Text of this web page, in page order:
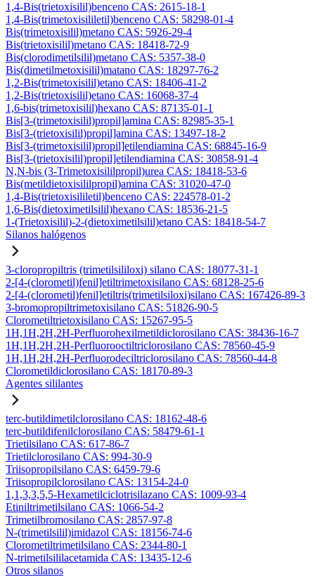
1,4-Bis(trietoxisilil)benceno CAS: 2615-18-1
1,4-Bis(trimetoxisililetil)benceno CAS: 58298-01-4
Bis(trimetoxisilil)metano CAS: 5926-29-4
Bis(trietoxisilil)metano CAS: 18418-72-9
Bis(clorodimetilsilil)metano CAS: 5357-38-0
Bis(dimetilmetoxisilil)matano CAS: 18297-76-2
1,2-Bis(trimetoxisilil)etano CAS: 18406-41-2
1,2-Bis(trietoxisilil)etano CAS: 16068-37-4
1,6-bis(trimetoxisilil)hexano CAS: 87135-01-1
Bis[3-(trimetoxisilil)propil]amina CAS: 82985-35-1
Bis[3-(trietoxisilil)propil]amina CAS: 13497-18-2
Bis[3-(trimetoxisilil)propil]etilendiamina CAS: 68845-16-9
Bis[3-(trietoxisilil)propil]etilendiamina CAS: 30858-91-4
N,N-bis (3-Trimetoxisililpropil)urea CAS: 18418-53-6
Bis(metildietoxisililpropil)amina CAS: 31020-47-0
1,4-Bis(trietoxisililetil)benceno CAS: 224578-01-2
1,6-Bis(dietoximetilsilil)hexano CAS: 18536-21-5
1-(Trietoxisilil)-2-(dietoximetilsilil)etano CAS: 18418-54-7
Silanos halógenos
3-cloropropiltris (trimetilsililoxi) silano CAS: 18077-31-1
2-[4-(clorometil)fenil]etiltrimetoxisilano CAS: 68128-25-6
2-[4-(clorometil)fenil]etiltris(trimetilsiloxi)silano CAS: 167426-89-3
3-bromopropiltrimetoxisilano CAS: 51826-90-5
Clorometiltrietoxisilano CAS: 15267-95-5
1H,1H,2H,2H-Perfluorohexilmetildiclorosilano CAS: 38436-16-7
1H,1H,2H,2H-Perfluorooctiltriclorosilano CAS: 78560-45-9
1H,1H,2H,2H-Perfluorodeciltriclorosilano CAS: 78560-44-8
Clorometildiclorosilano CAS: 18170-89-3
Agentes sililantes
terc-butildimetilclorosilano CAS: 18162-48-6
terc-butildifenilclorosilano CAS: 58479-61-1
Trietilsilano CAS: 617-86-7
Trietilclorosilano CAS: 994-30-9
Triisopropilsilano CAS: 6459-79-6
Triisopropilclorosilano CAS: 13154-24-0
1,1,3,3,5,5-Hexametilciclotrisilazano CAS: 1009-93-4
Etiniltrimetilsilano CAS: 1066-54-2
Trimetilbromosilano CAS: 2857-97-8
N-(trimetilsilil)imidazol CAS: 18156-74-6
Clorometiltrimetilsilano CAS: 2344-80-1
N-trimetilsililacetamida CAS: 13435-12-6
Otros silanos